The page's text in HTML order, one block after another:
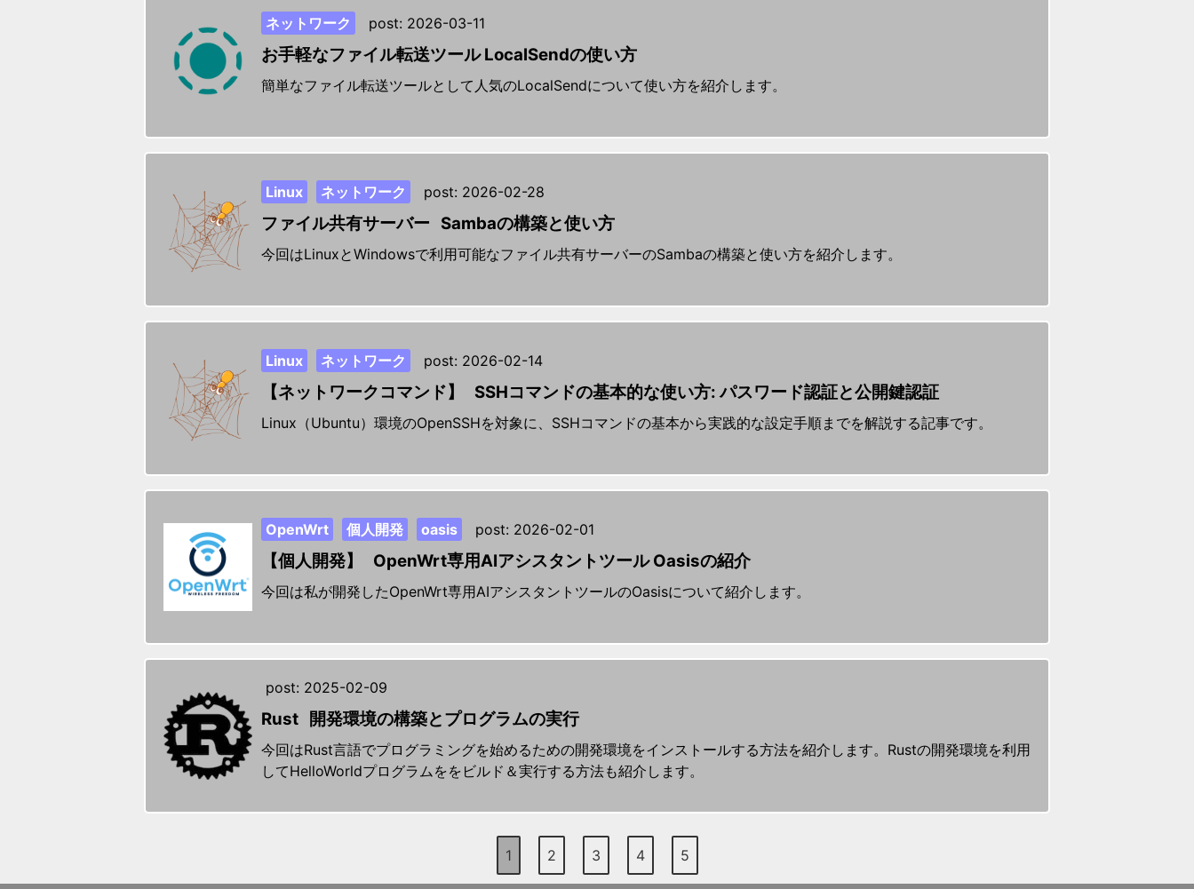
ネットワーク post: 2026-03-11
お手軽なファイル転送ツール LocalSendの使い方
簡単なファイル転送ツールとして人気のLocalSendについて使い方を紹介します。
Linux ネットワーク post: 2026-02-28
ファイル共有サーバー Sambaの構築と使い方
今回はLinuxとWindowsで利用可能なファイル共有サーバーのSambaの構築と使い方を紹介します。
Linux ネットワーク post: 2026-02-14
【ネットワークコマンド】 SSHコマンドの基本的な使い方: パスワード認証と公開鍵認証
Linux（Ubuntu）環境のOpenSSHを対象に、SSHコマンドの基本から実践的な設定手順までを解説する記事です。
OpenWrt 個人開発 oasis post: 2026-02-01
【個人開発】 OpenWrt専用AIアシスタントツール Oasisの紹介
今回は私が開発したOpenWrt専用AIアシスタントツールのOasisについて紹介します。
post: 2025-02-09
Rust 開発環境の構築とプログラムの実行
今回はRust言語でプログラミングを始めるための開発環境をインストールする方法を紹介します。Rustの開発環境を利用
してHelloWorldプログラムををビルド＆実行する方法も紹介します。
1 2 3 4 5